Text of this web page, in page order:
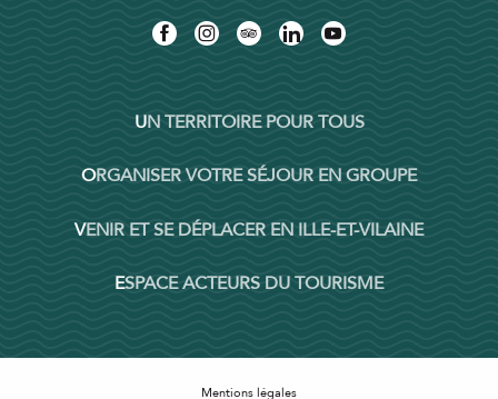
UN TERRITOIRE POUR TOUS
ORGANISER VOTRE SÉJOUR EN GROUPE
VENIR ET SE DÉPLACER EN ILLE-ET-VILAINE
ESPACE ACTEURS DU TOURISME
Mentions légales